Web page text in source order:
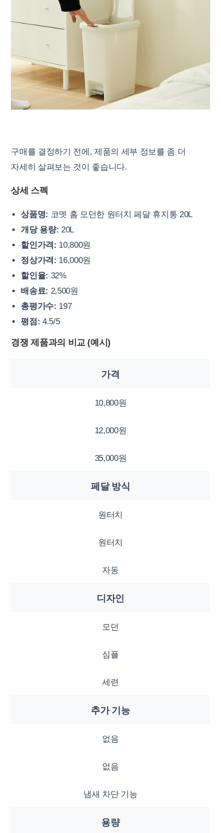
구매를 결정하기 전에, 제품의 세부 정보를 좀 더
자세히 살펴보는 것이 좋습니다.
상세 스펙
상품명: 코멧 홈 모던한 원터치 페달 휴지통 20L
개당 용량: 20L
할인가격: 10,800원
정상가격: 16,000원
할인율: 32%
배송료: 2,500원
총평가수: 197
평점: 4.5/5
경쟁 제품과의 비교 (예시)
가격
10,800원
12,000원
35,000원
페달 방식
원터치
원터치
자동
디자인
모던
심플
세련
추가 기능
없음
없음
냄새 차단 기능
용량